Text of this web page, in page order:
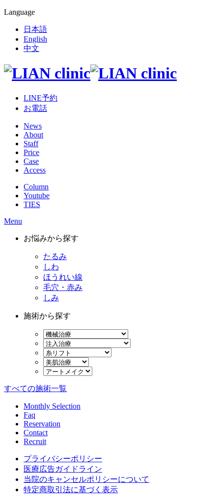
Language
日本語
English
中文
LINE予約
お電話
News
About
Staff
Price
Case
Access
Column
Youtube
TIES
Menu
お悩みから探す
たるみ
しわ
ほうれい線
毛穴・赤み
しみ
施術から探す
すべての施術一覧
Monthly Selection
Faq
Reservation
Contact
Recruit
プライバシーポリシー
医療広告ガイドライン
当院のキャンセルポリシーについて
特定商取引法に基づく表示